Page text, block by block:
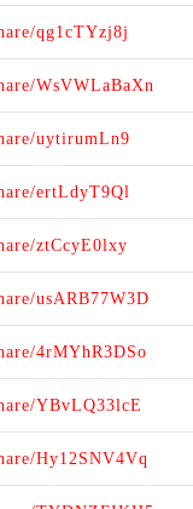
qg1cTYzj8j
WsVWLaBaXn
uytirumLn9
ertLdyT9Ql
ztCcyE0lxy
usARB77W3D
4rMYhR3DSo
YBvLQ33lcE
Hy12SNV4Vq